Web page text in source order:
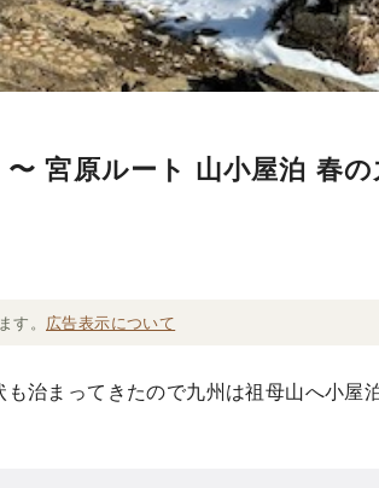
宮原ルート 山小屋泊 春
。 広告表示について
治まってきたので九州は祖母山へ小屋